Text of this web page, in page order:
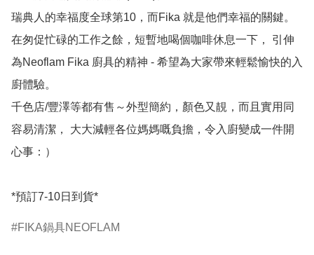
瑞典人的幸福度全球第10，而Fika 就是他們幸福的關鍵。
在匆促忙碌的工作之餘，短暫地喝個咖啡休息一下， 引伸
為Neoflam Fika 廚具的精神 - 希望為大家帶來輕鬆愉快的入
廚體驗。
千色店/豐澤等都有售～外型簡約，顏色又靚，而且實用同
容易清潔， 大大減輕各位媽媽嘅負擔，令入廚變成一件開
心事：）
*預訂7-10日到貨*
FIKA鍋具NEOFLAM